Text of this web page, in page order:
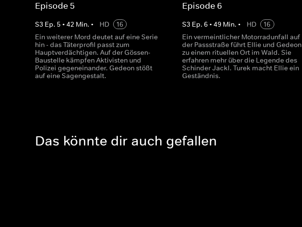
Episode 5
S3 Ep. 5 • 42 Min. • HD
16
Ein weiterer Mord deutet auf eine Serie
hin - das Täterprofil passt zum
Hauptverdächtigen. Auf der Gössen-
Baustelle kämpfen Aktivisten und
Polizei gegeneinander. Gedeon stößt
auf eine Sagengestalt.
Episode 6
S3 Ep.6 •49 Min. • HD
16
Ein vermeintlicher Motorradunfall auf
der Passstraße führt Ellie und Gedeon
zu einem rituellen Ort im Wald. Sie
erfahren mehr über die Legende des
Schinder Jackl. Turek macht Ellie ein
Geständnis.
Das könnte dir auch gefallen